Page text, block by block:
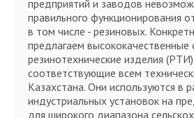
предприятий и заводов
правильного функционирования
в том числе - резиновых.
предлагаем высококачественные
резинотехнические изделия
соответствующие всем
Казахстана. Они используются в
индустриальных установок на
для широкого диапазона